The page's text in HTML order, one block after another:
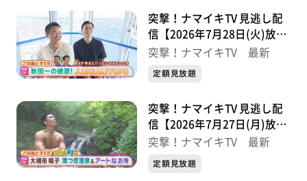
突撃！ナマイキTV 見逃し配
信【2026年7月28日(火)放送
分】
突撃！ナマイキTV 最新
定額見放題
突撃！ナマイキTV 見逃し配
信【2026年7月27日(月)放送
分】
突撃！ナマイキTV 最新
定額見放題